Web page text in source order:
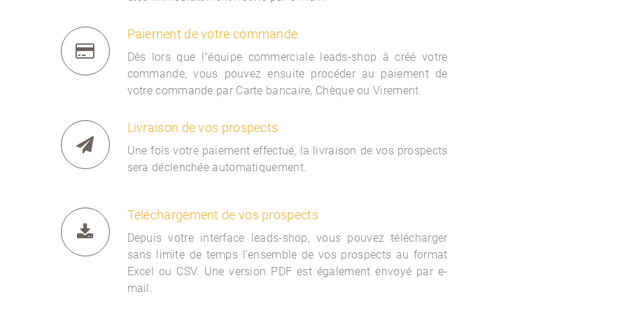
Paiement de votre commande
Dès lors que l"équipe commerciale leads-shop à créé votre
commande, vous pouvez ensuite procéder au paiement de
votre commande par Carte bancaire, Chèque ou Virement.
Livraison de vos prospects
Une fois votre paiement effectué, la livraison de vos prospects
sera déclenchée automatiquement.
Téléchargement de vos prospects
Depuis votre interface leads-shop, vous pouvez télécharger
sans limite de temps l'ensemble de vos prospects au format
Excel ou CSV. Une version PDF est également envoyé par e-
mail.